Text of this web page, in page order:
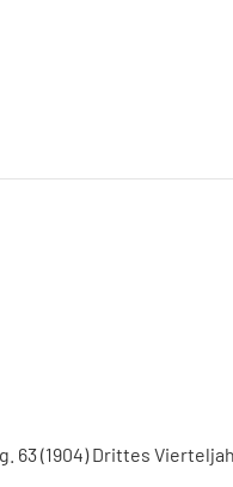
63 (1904) Drittes